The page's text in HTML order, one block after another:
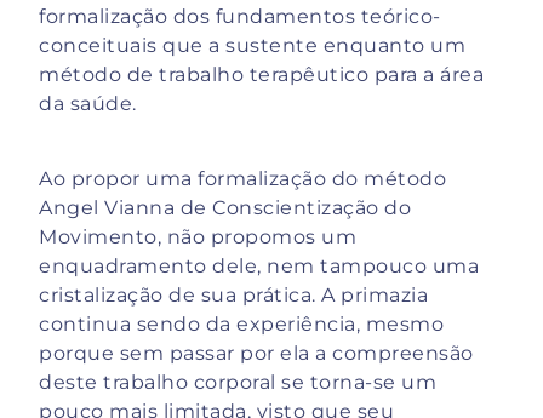
formalização dos fundamentos teórico-
conceituais que a sustente enquanto um
método de trabalho terapêutico para a área
da saúde.
Ao propor uma formalização do método
Angel Vianna de Conscientização do
Movimento, não propomos um
enquadramento dele, nem tampouco uma
cristalização de sua prática. A primazia
continua sendo da experiência, mesmo
porque sem passar por ela a compreensão
deste trabalho corporal se torna-se um
pouco mais limitada, visto que seu